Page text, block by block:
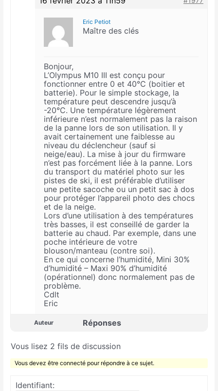
Eric Petiot
Maître des clés
Bonjour,
L’Olympus M10 III est conçu pour
fonctionner entre 0 et 40°C (boitier et
batterie). Pour le simple stockage, la
température peut descendre jusqu’à
-20°C. Une température légèrement
inférieure n’est normalement pas la raison
de la panne lors de son utilisation. Il y
avait certainement une faiblesse au
niveau du déclencheur (sauf si
neige/eau). La mise à jour du firmware
n’est pas forcément liée à la panne. Lors
du transport du matériel photo sur les
pistes de ski, il est préférable d’utiliser
une petite sacoche ou un petit sac à dos
pour protéger l’appareil photo des chocs
et de la neige.
Lors d’une utilisation à des températures
très basses, il est conseillé de garder la
batterie au chaud. Par exemple, dans une
poche intérieure de votre
blouson/manteau (contre soi).
En ce qui concerne l’humidité, Mini 30%
d’humidité – Maxi 90% d’humidité
(opérationnel) donc normalement pas de
problème.
Cdlt
Eric
Auteur Réponses
Vous lisez 2 fils de discussion
Vous devez être connecté pour répondre à ce sujet.
Identifiant: